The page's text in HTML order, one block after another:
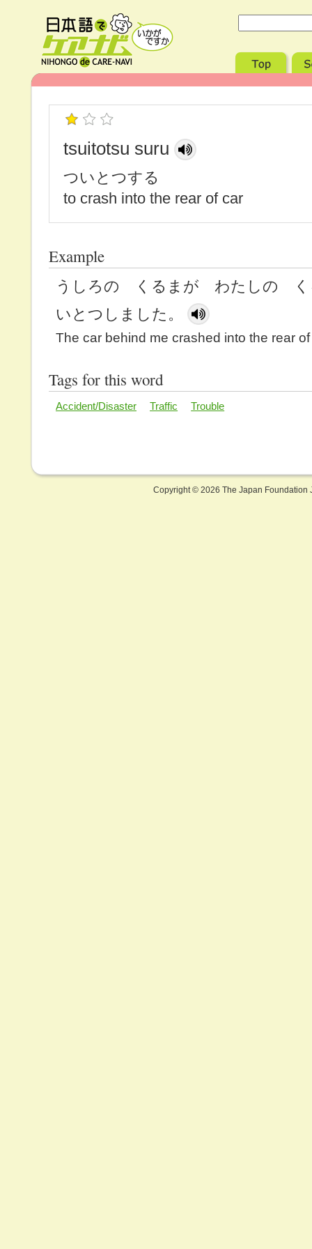
tsuitotsu suru
ついとつする
to crash into the rear of car
Example
うしろの くるまが わたしの
いとつしました。
The car behind me crashed into the rear
Tags for this word
Accident/Disaster Traffic Trouble
Copyright © 2026 The Japan Foundation